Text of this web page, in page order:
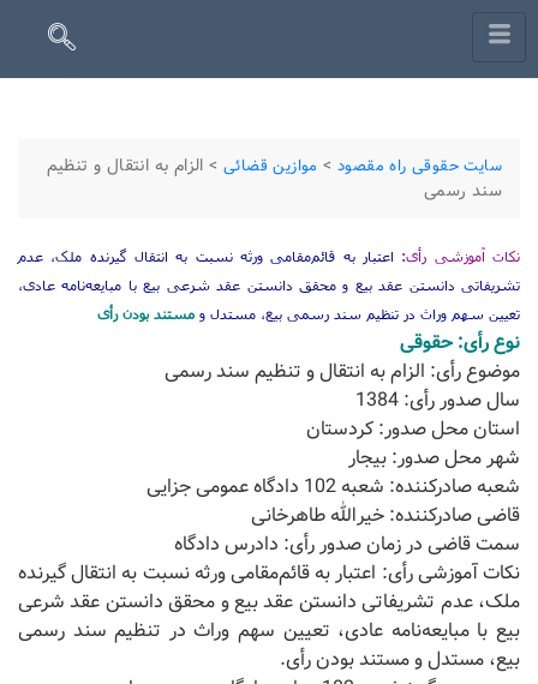
سایت حقوقی راه مقصود > موازین قضائی > الزام به انتقال و تنظیم
سند رسمی
نکات آموزشی رأی: اعتبار به قائم‌مقامی ورثه نسبت به انتقال گیرنده ملک، عدم
تشریفاتی دانستن عقد بیع و محقق دانستن عقد شرعی بیع با مبایعه‌نامه عادی،
تعیین سهم وراث در تنظیم سند رسمی بیع، مستدل و مستند بودن رأی
نوع رأی: حقوقی
موضوع رأی: الزام به انتقال و تنظیم سند رسمی
سال صدور رأی: 1384
استان محل صدور: کردستان
شهر محل صدور: بیجار
شعبه صادرکننده: شعبه 102 دادگاه عمومی جزایی
قاضی صادرکننده: خیرالله طاهرخانی
سمت قاضی در زمان صدور رأی: دادرس دادگاه
نکات آموزشی رأی: اعتبار به قائم‌مقامی ورثه نسبت به انتقال گیرنده
ملک، عدم تشریفاتی دانستن عقد بیع و محقق دانستن عقد شرعی
بیع با مبایعه‌نامه عادی، تعیین سهم وراث در تنظیم سند رسمی
بیع، مستدل و مستند بودن رأی.